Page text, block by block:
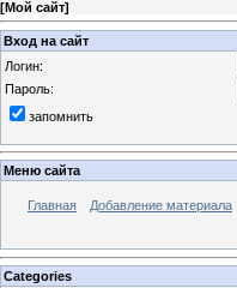
[Мой сайт]
Вход на сайт
Логин:
Пароль:
запомнить
Меню сайта
Главная Добавление материала
Categories